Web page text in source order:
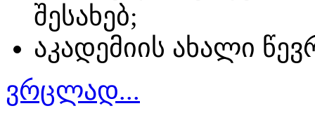
შესახებ;
აკადემიის ახალი
ვრცლად...